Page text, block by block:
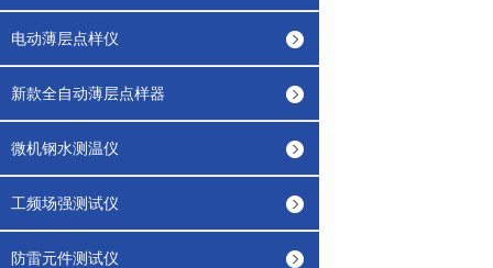
电动薄层点样仪
新款全自动薄层点样器
微机钢水测温仪
工频场强测试仪
防雷元件测试仪